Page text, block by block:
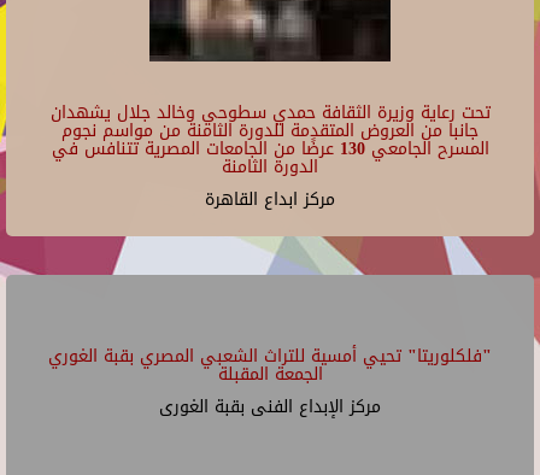
تحت رعاية وزيرة الثقافة حمدي سطوحي وخالد جلال يشهدان
جانبا من العروض المتقدمة للدورة الثامنة من مواسم نجوم
المسرح الجامعي 130 عرضًا من الجامعات المصرية تتنافس في
الدورة الثامنة
مركز ابداع القاهرة
"فلكلوريتا" تحيي أمسية للتراث الشعبي المصري بقبة الغوري
الجمعة المقبلة
مركز الإبداع الفنى بقبة الغورى